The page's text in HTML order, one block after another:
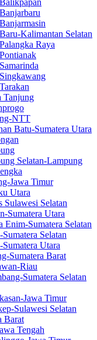
Kalimantan Selatan
Raya
Tanjung
NTT
Batu-Sumatera Utara
Selatan-Lampung
Jawa Timur
Utara
Sulawesi Selatan
Sumatera Utara
Sumatera Selatan
Selatan
Utara
Sumatera Barat
Riau
Sumatera Selatan
Jawa Timur
Sulawesi Selatan
Barat
Tengah